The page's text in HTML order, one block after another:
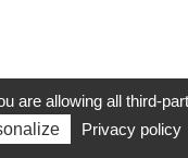
PLAN DU SITE
are allowing all third-
Privacy policy